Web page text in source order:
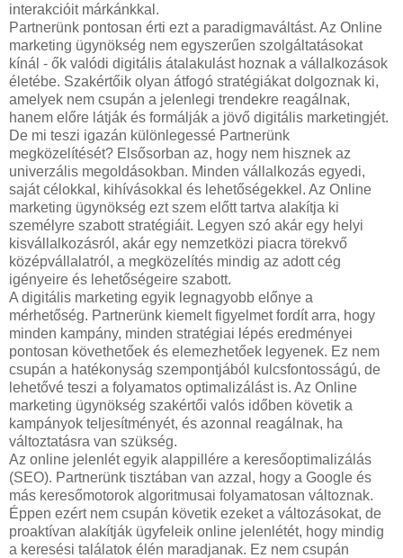
interakcióit márkánkkal.
Partnerünk pontosan érti ezt a paradigmaváltást. Az Online
marketing ügynökség nem egyszerűen szolgáltatásokat
kínál - ők valódi digitális átalakulást hoznak a vállalkozások
életébe. Szakértőik olyan átfogó stratégiákat dolgoznak ki,
amelyek nem csupán a jelenlegi trendekre reagálnak,
hanem előre látják és formálják a jövő digitális marketingjét.
De mi teszi igazán különlegessé Partnerünk
megközelítését? Elsősorban az, hogy nem hisznek az
univerzális megoldásokban. Minden vállalkozás egyedi,
saját célokkal, kihívásokkal és lehetőségekkel. Az Online
marketing ügynökség ezt szem előtt tartva alakítja ki
személyre szabott stratégiáit. Legyen szó akár egy helyi
kisvállalkozásról, akár egy nemzetközi piacra törekvő
középvállalatról, a megközelítés mindig az adott cég
igényeire és lehetőségeire szabott.
A digitális marketing egyik legnagyobb előnye a
mérhetőség. Partnerünk kiemelt figyelmet fordít arra, hogy
minden kampány, minden stratégiai lépés eredményei
pontosan követhetőek és elemezhetőek legyenek. Ez nem
csupán a hatékonyság szempontjából kulcsfontosságú, de
lehetővé teszi a folyamatos optimalizálást is. Az Online
marketing ügynökség szakértői valós időben követik a
kampányok teljesítményét, és azonnal reagálnak, ha
változtatásra van szükség.
Az online jelenlét egyik alappillére a keresőoptimalizálás
(SEO). Partnerünk tisztában van azzal, hogy a Google és
más keresőmotorok algoritmusai folyamatosan változnak.
Éppen ezért nem csupán követik ezeket a változásokat, de
proaktívan alakítják ügyfeleik online jelenlétét, hogy mindig
a keresési találatok élén maradjanak. Ez nem csupán